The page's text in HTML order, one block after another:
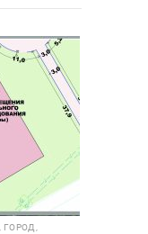
ГОРОД